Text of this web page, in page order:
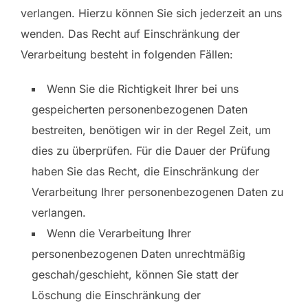
verlangen. Hierzu können Sie sich jederzeit an uns
wenden. Das Recht auf Einschränkung der
Verarbeitung besteht in folgenden Fällen:
Wenn Sie die Richtigkeit Ihrer bei uns
gespeicherten personenbezogenen Daten
bestreiten, benötigen wir in der Regel Zeit, um
dies zu überprüfen. Für die Dauer der Prüfung
haben Sie das Recht, die Einschränkung der
Verarbeitung Ihrer personenbezogenen Daten zu
verlangen.
Wenn die Verarbeitung Ihrer
personenbezogenen Daten unrechtmäßig
geschah/geschieht, können Sie statt der
Löschung die Einschränkung der